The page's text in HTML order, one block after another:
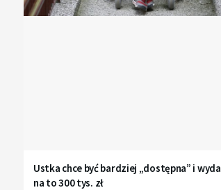
Ustka chce być bardziej „dostępna” i wyda
na to 300 tys. zł